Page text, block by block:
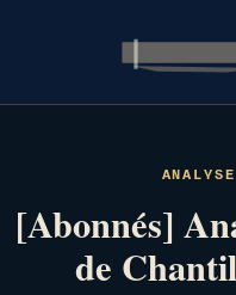
[Abonnés]
de